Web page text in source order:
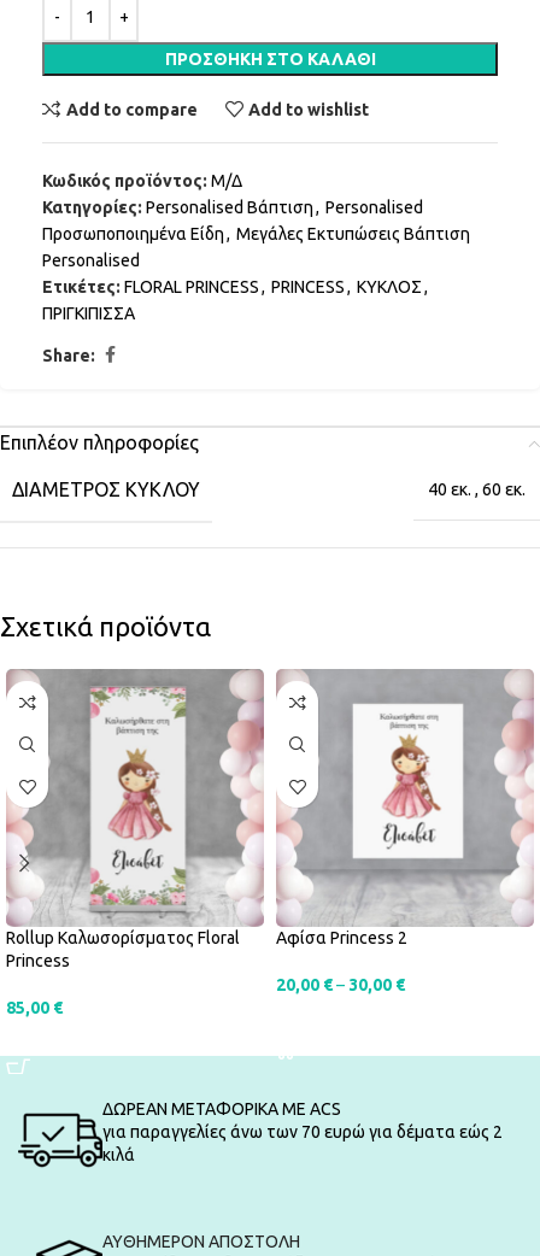
ΠΡΟΣΘΉΚΗ ΣΤΟ ΚΑΛΆΘΙ
Add to compare Add to wishlist
Κωδικός προϊόντος: Μ/Δ
Κατηγορίες: Personalised Βάπτιση, Personalised
Προσωποποιημένα Είδη, Μεγάλες Εκτυπώσεις Βάπτιση
Personalised
Ετικέτες: FLORAL PRINCESS, PRINCESS, ΚΥΚΛΟΣ,
ΠΡΙΓΚΙΠΙΣΣΑ
Share:
Επιπλέον πληροφορίες
ΔΙΆΜΕΤΡΟΣ ΚΎΚΛΟΥ 40 εκ. , 60 εκ.
Σχετικά προϊόντα
Rollup Καλωσορίσματος Floral
Princess
85,00 €
Αφίσα Princess 2
20,00 €– 30,00 €
ΔΩΡΕΑΝ ΜΕΤΑΦΟΡΙΚΑ ΜΕ ACS
για παραγγελίες άνω των 70 ευρώ για δέματα εώς 2
κιλά
ΑΥΘΗΜΕΡΟΝ ΑΠΟΣΤΟΛΗ